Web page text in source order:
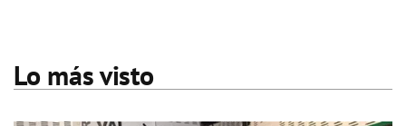
Lo más visto